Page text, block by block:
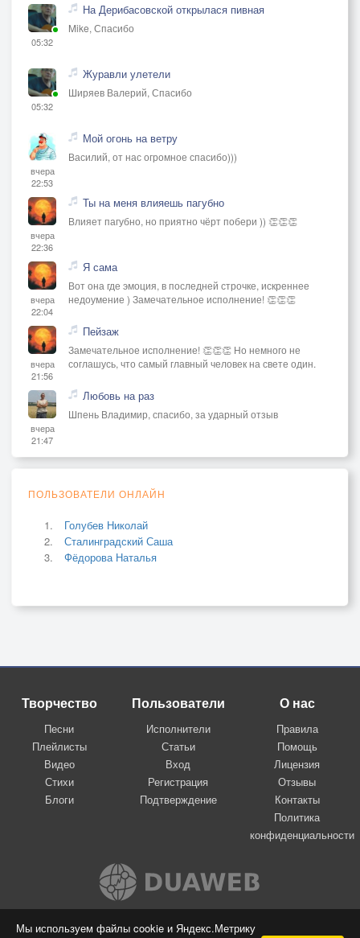
Мы используем файлы cookie и Яндекс.Метрику
05:32
На Дерибасовской открылася пивная
Mike, Спасибо
05:32
Журавли улетели
Ширяев Валерий, Спасибо
вчера
22:53
Мой огонь на ветру
Василий, от нас огромное спасибо)))
вчера
22:36
Ты на меня влияешь пагубно
Влияет пагубно, но приятно чёрт побери )) 👏👏👏
вчера
22:04
Я сама
Вот она где эмоция, в последней строчке, искреннее
недоумение ) Замечательное исполнение! 👏👏👏
вчера
21:56
Пейзаж
Замечательное исполнение! 👏👏👏 Но немного не
соглашусь, что самый главный человек на свете один.
вчера
21:47
Любовь на раз
Шпень Владимир, спасибо, за ударный отзыв
ПОЛЬЗОВАТЕЛИ ОНЛАЙН
Голубев Николай
Сталинградский Саша
Фёдорова Наталья
Творчество
Песни
Плейлисты
Видео
Стихи
Блоги
Пользователи
Исполнители
Статьи
Вход
Регистрация
Подтверждение
О нас
Правила
Помощь
Лицензия
Отзывы
Контакты
Политика
конфиденциальности
Вконтакте